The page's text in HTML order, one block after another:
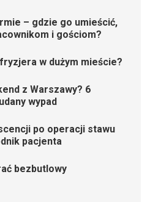
– gdzie go umieścić,
i gościom?
w dużym mieście?
z Warszawy? 6
wypad
po operacji stawu
pacjenta
bezbutlowy